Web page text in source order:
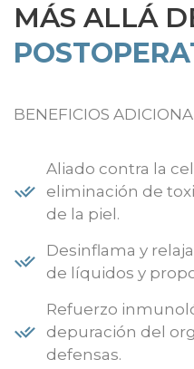
MÁS ALLÁ
BENEFICIOS
Aliado contra la
eliminación de
de la piel.
Desinflama y
de líquidos y
Refuerzo
depuración del
defensas.